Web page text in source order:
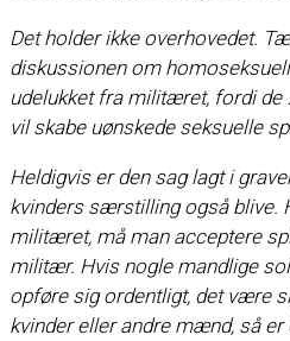
Det holder ikke overhovedet.
diskussionen om
udelukket fra militæret, fordi de
vil skabe uønskede seksuelle
Heldigvis er den sag lagt i
kvinders særstilling også blive.
militæret, må man acceptere
militær. Hvis nogle mandlige
opføre sig ordentligt, det være
kvinder eller andre mænd, så er